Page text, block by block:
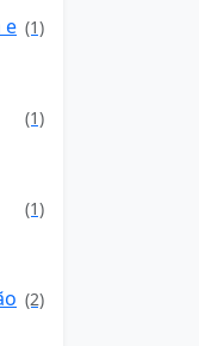
e (1)
(1)
(1)
(2)